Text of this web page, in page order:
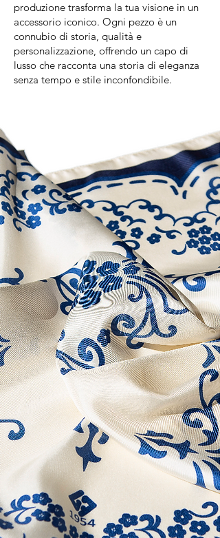
produzione trasforma la tua visione in un
accessorio iconico. Ogni pezzo è un
connubio di storia, qualità e
personalizzazione, offrendo un capo di
lusso che racconta una storia di eleganza
senza tempo e stile inconfondibile.